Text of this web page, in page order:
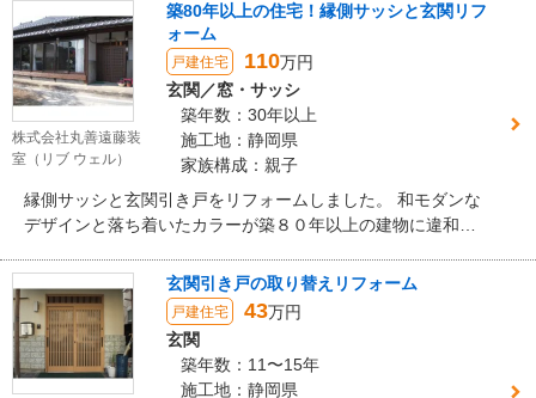
株式会社丸善遠藤装
室（リブ ウェル）
築80年以上の住宅！縁側サッシと玄関リフ
ォーム
戸建住宅 110万円
玄関／窓・サッシ
築年数：30年以上
施工地：静岡県
家族構成：親子
縁側サッシと玄関引き戸をリフォームしました。 和モダンな
デザインと落ち着いたカラーが築８０年以上の建物に違和感
玄関引き戸の取り替えリフォーム
戸建住宅 43万円
玄関
築年数：11〜15年
施工地：静岡県